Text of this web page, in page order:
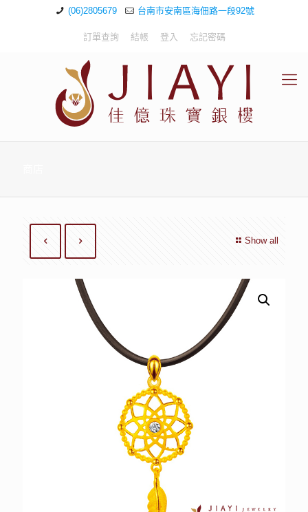
(06)2805679 台南市安南區海佃路一段92號
訂單查詢 結帳 登入 忘記密碼
Show all